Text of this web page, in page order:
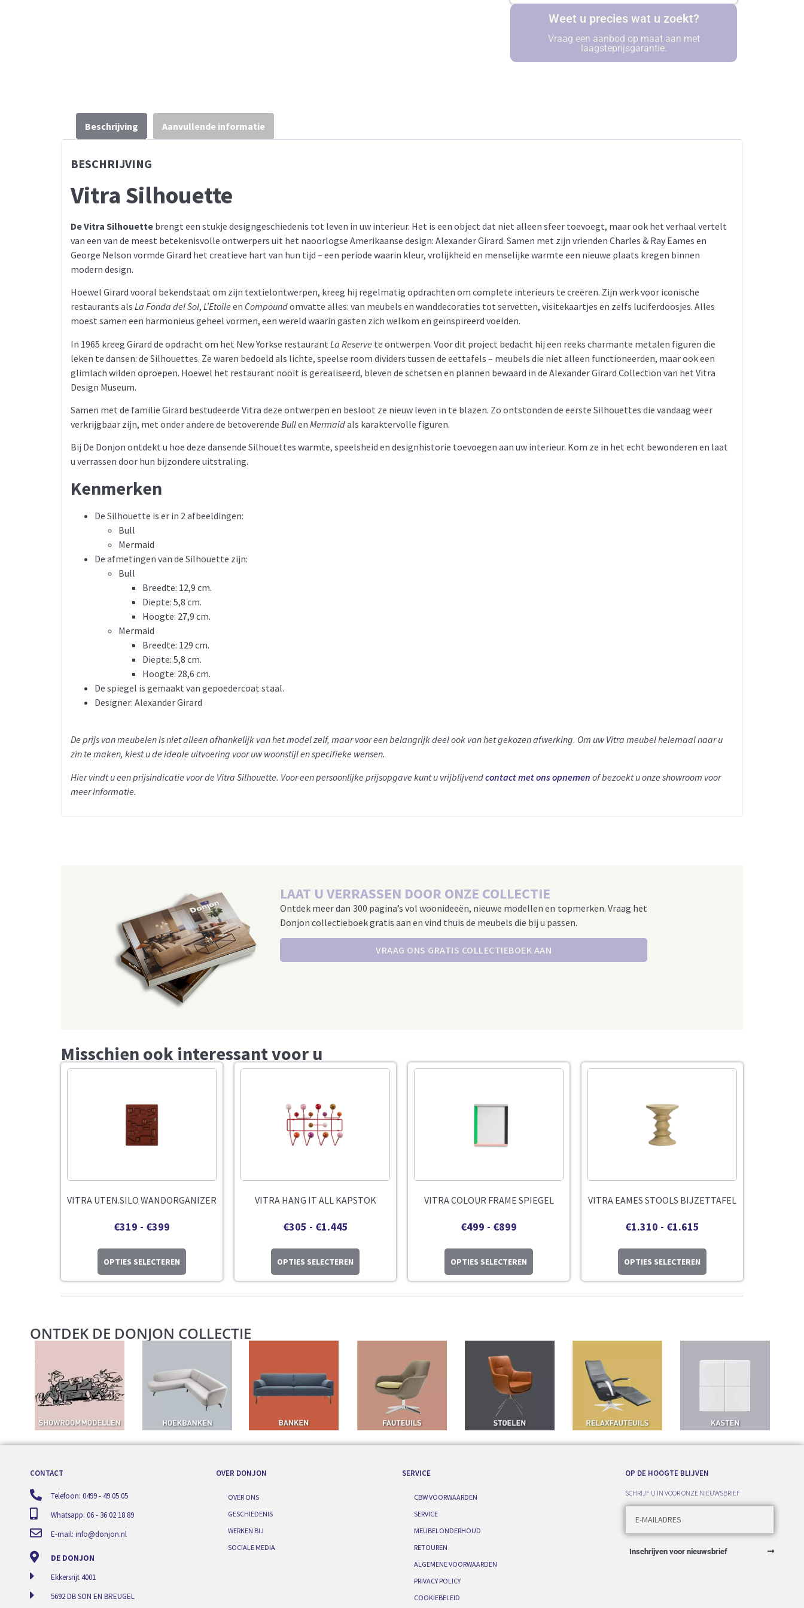
Weet u precies wat u zoekt?
Vraag een aanbod op maat aan met
laagsteprijsgarantie.
Beschrijving Aanvullende informatie
BESCHRIJVING
Vitra Silhouette
De Vitra Silhouette brengt een stukje designgeschiedenis tot leven in uw interieur. Het is een object dat niet alleen sfeer toevoegt, maar ook het verhaal vertelt
van een van de meest betekenisvolle ontwerpers uit het naoorlogse Amerikaanse design: Alexander Girard. Samen met zijn vrienden Charles & Ray Eames en
George Nelson vormde Girard het creatieve hart van hun tijd – een periode waarin kleur, vrolijkheid en menselijke warmte een nieuwe plaats kregen binnen
modern design.
Hoewel Girard vooral bekendstaat om zijn textielontwerpen, kreeg hij regelmatig opdrachten om complete interieurs te creëren. Zijn werk voor iconische
restaurants als La Fonda del Sol, L’Etoile en Compoundomvatte alles: van meubels en wanddecoraties tot servetten, visitekaartjes en zelfs luciferdoosjes. Alles
moest samen een harmonieus geheel vormen, een wereld waarin gasten zich welkom en geïnspireerd voelden.
In 1965 kreeg Girard de opdracht om het New Yorkse restaurant La Reserve te ontwerpen. Voor dit project bedacht hij een reeks charmante metalen figuren die
leken te dansen: de Silhouettes. Ze waren bedoeld als lichte, speelse room dividers tussen de eettafels – meubels die niet alleen functioneerden, maar ook een
glimlach wilden oproepen. Hoewel het restaurant nooit is gerealiseerd, bleven de schetsen en plannen bewaard in de Alexander Girard Collection van het Vitra
Design Museum.
Samen met de familie Girard bestudeerde Vitra deze ontwerpen en besloot ze nieuw leven in te blazen. Zo ontstonden de eerste Silhouettes die vandaag weer
verkrijgbaar zijn, met onder andere de betoverende Bullen Mermaidals karaktervolle figuren.
Bij De Donjon ontdekt u hoe deze dansende Silhouettes warmte, speelsheid en designhistorie toevoegen aan uw interieur. Kom ze in het echt bewonderen en laat
u verrassen door hun bijzondere uitstraling.
Kenmerken
De Silhouette is er in 2 afbeeldingen:
Bull
Mermaid
De afmetingen van de Silhouette zijn:
Bull
Breedte: 12,9 cm.
Diepte: 5,8 cm.
Hoogte: 27,9 cm.
Mermaid
Breedte: 129 cm.
Diepte: 5,8 cm.
Hoogte: 28,6 cm.
De spiegel is gemaakt van gepoedercoat staal.
Designer: Alexander Girard
De prijs van meubelen is niet alleen afhankelijk van het model zelf, maar voor een belangrijk deel ook van het gekozen afwerking. Om uw Vitra meubel helemaal naar u
zin te maken, kiest u de ideale uitvoering voor uw woonstijl en specifieke wensen.
Hier vindt u een prijsindicatie voor de Vitra Silhouette. Voor een persoonlijke prijsopgave kunt u vrijblijvendcontact met ons opnemen of bezoekt u onze showroom voor
meer informatie.
LAAT U VERRASSEN DOOR ONZE COLLECTIE
Ontdek meer dan 300 pagina’s vol woonideeën, nieuwe modellen en topmerken. Vraag het
Donjon collectieboek gratis aan en vind thuis de meubels die bij u passen.
VRAAG ONS GRATIS COLLECTIEBOEK AAN
Misschien ook interessant voor u
VITRA UTEN.SILO WANDORGANIZER
€319 - €399
OPTIES SELECTEREN
VITRA HANG IT ALL KAPSTOK
€305 - €1.445
OPTIES SELECTEREN
VITRA COLOUR FRAME SPIEGEL
€499 - €899
OPTIES SELECTEREN
VITRA EAMES STOOLS BIJZETTAFEL
€1.310 - €1.615
OPTIES SELECTEREN
ONTDEK DE DONJON COLLECTIE
CONTACT
Telefoon: 0499 - 49 05 05
Whatsapp: 06 - 36 02 18 89
E-mail: info@donjon.nl
DE DONJON
Ekkersrijt 4001
5692 DB SON EN BREUGEL
OVER DONJON
OVER ONS
GESCHIEDENIS
WERKEN BIJ
SOCIALE MEDIA
SERVICE
CBW VOORWAARDEN
SERVICE
MEUBELONDERHOUD
RETOUREN
ALGEMENE VOORWAARDEN
PRIVACY POLICY
COOKIEBELEID
OP DE HOOGTE BLIJVEN
SCHRIJF U IN VOOR ONZE NIEUWSBRIEF
Inschrijven voor nieuwsbrief